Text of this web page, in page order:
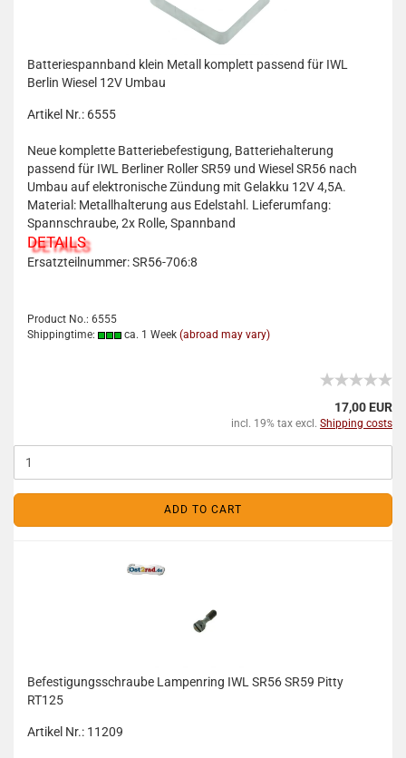
Batteriespannband klein Metall komplett passend für IWL
Berlin Wiesel 12V Umbau
Artikel Nr.: 6555
Neue komplette Batteriebefestigung, Batteriehalterung
passend für IWL Berliner Roller SR59 und Wiesel SR56 nach
Umbau auf elektronische Zündung mit Gelakku 12V 4,5A.
Material: Metallhalterung aus Edelstahl. Lieferumfang:
Spannschraube, 2x Rolle, Spannband
DETAILS
Ersatzteilnummer: SR56-706:8
Product No.: 6555
Shippingtime:
ca. 1 Week (abroad may vary)
17,00 EUR
incl. 19% tax excl. Shipping costs
ADD TO CART
Befestigungsschraube Lampenring IWL SR56 SR59 Pitty
RT125
Artikel Nr.: 11209